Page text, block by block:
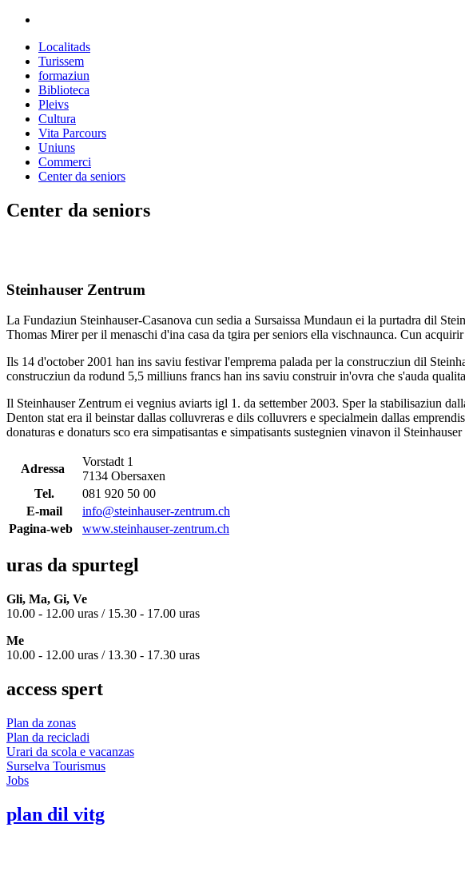
Localitads
Turissem
formaziun
Biblioteca
Pleivs
Cultura
Vita Parcours
Uniuns
Commerci
Center da seniors
Center da seniors
Steinhauser Zentrum
La Fundaziun Steinhauser-Casanova cun sedia a Sursaissa Mundaun ei la purtadra dil
Thomas Mirer per il menaschi d'ina casa da tgira per seniors ella vischnaunca. Cun
Ils 14 d'october 2001 han ins saviu festivar l'emprema palada per la construcziun dil
construcziun da rodund 5,5 milliuns francs han ins saviu construir in'ovra che s'auda
Il Steinhauser Zentrum ei vegnius aviarts igl 1. da settember 2003. Sper la stabilisaziun
Denton stat era il beinstar dallas colluvreras e dils colluvrers e specialmein dallas
donaturas e donaturs sco era simpatisantas e simpatisants sustegnien vinavon il
Adressa
Vorstadt 1
7134 Obersaxen
Tel.
081 920 50 00
E-mail
info@steinhauser-zentrum.ch
Pagina-web
www.steinhauser-zentrum.ch
uras da spurtegl
Gli, Ma, Gi, Ve
10.00 - 12.00 uras / 15.30 - 17.00 uras
Me
10.00 - 12.00 uras / 13.30 - 17.30 uras
access spert
Plan da zonas
Plan da recicladi
Urari da scola e vacanzas
Surselva Tourismus
Jobs
plan dil vitg